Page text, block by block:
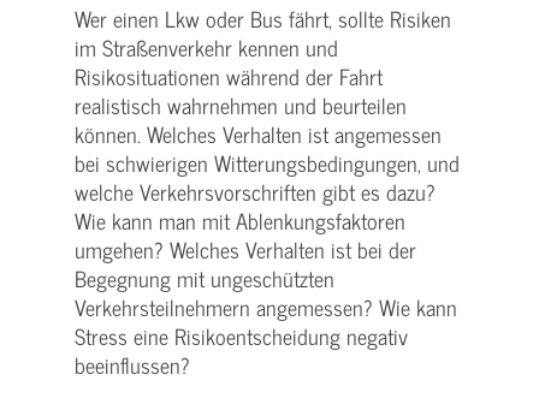
Wer einen Lkw oder Bus fährt, sollte Risiken
im Straßenverkehr kennen und
Risikosituationen während der Fahrt
realistisch wahrnehmen und beurteilen
können. Welches Verhalten ist angemessen
bei schwierigen Witterungsbedingungen, und
welche Verkehrsvorschriften gibt es dazu?
Wie kann man mit Ablenkungsfaktoren
umgehen? Welches Verhalten ist bei der
Begegnung mit ungeschützten
Verkehrsteilnehmern angemessen? Wie kann
Stress eine Risikoentscheidung negativ
beeinflussen?